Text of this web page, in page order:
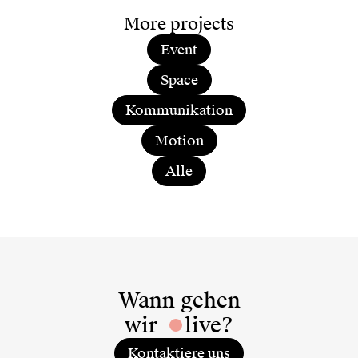
More projects
Event
Space
Kommunikation
Motion
Alle
Wann gehen
wir
live?
Kontaktiere uns